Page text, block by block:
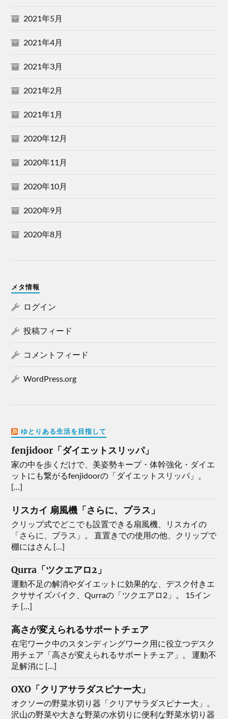
2021年5月
2021年4月
2021年3月
2021年2月
2021年1月
2020年12月
2020年11月
2020年10月
2020年9月
2020年8月
メタ情報
ログイン
投稿フィード
コメントフィード
WordPress.org
ゆとりある生活を目指して
fenjidoor「ダイエットスリッパ」
家の中を歩くだけで、美姿勢キープ・体幹強化・ダイエ
ットにも繋がるfenjidoorの「ダイエットスリッパ」。
[…]
リスカイ 扇風機「さらに、プラス」
クリップ式でどこでも設置できる扇風機、リスカイの
「さらに、プラス」。 直置きでの使用の他、クリップで
棚にはさん […]
Qurra「ツクエアロ2」
運動不足の解消やダイエットに効果的な、デスク付きエ
クササイズバイク、Qurraの「ツクエアロ2」。 15イン
チ […]
高さが変えられるサポートチェア
在宅ワーク中のスタンディングワーク用に役立つデスク
用チェア「高さが変えられるサポートチェア」。 運動不
足解消に […]
OXO「クリアサラダスピナー大」
オクソーの野菜水切り器「クリアサラダスピナー大」。
沢山の野菜や大きな野菜の水切りに便利な野菜水切り器